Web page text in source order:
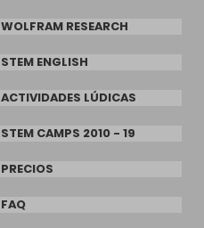
WOLFRAM RESEARCH
STEM ENGLISH
ACTIVIDADES LÚDICAS
STEM CAMPS 2010 - 19
PRECIOS
FAQ